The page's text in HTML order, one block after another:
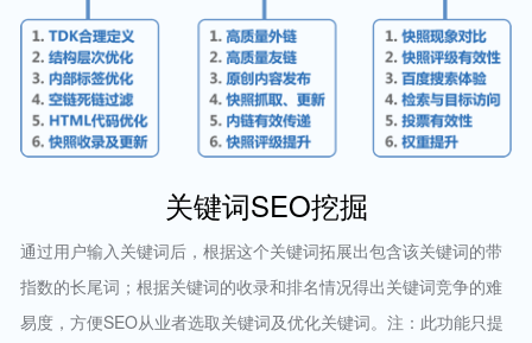
关键词SEO挖掘
通过用户输入关键词后，根据这个关键词拓展出包含该关键词的带
指数的长尾词；根据关键词的收录和排名情况得出关键词竞争的难
易度，方便SEO从业者选取关键词及优化关键词。注：此功能只提